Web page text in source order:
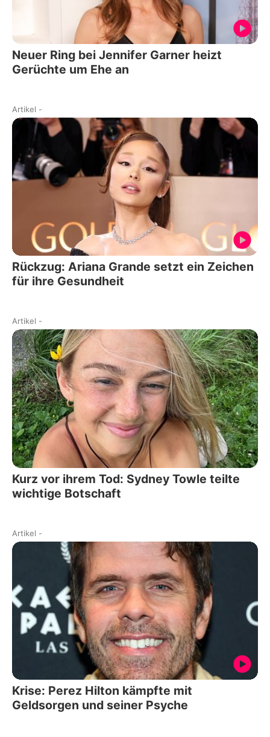
Neuer Ring bei Jennifer Garner heizt
Gerüchte um Ehe an
Artikel -
Rückzug: Ariana Grande setzt ein Zeichen
für ihre Gesundheit
Artikel -
Kurz vor ihrem Tod: Sydney Towle teilte
wichtige Botschaft
Artikel -
Krise: Perez Hilton kämpfte mit
Geldsorgen und seiner Psyche